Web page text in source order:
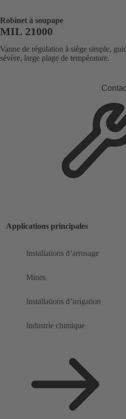
Robinet à soupape
MIL 21000
Vanne de régulation à siège simple,
sévère, large plage de température.
Applications principales
Installations d’arrosage
Mines
Installations d’irrigation
Industrie chimique